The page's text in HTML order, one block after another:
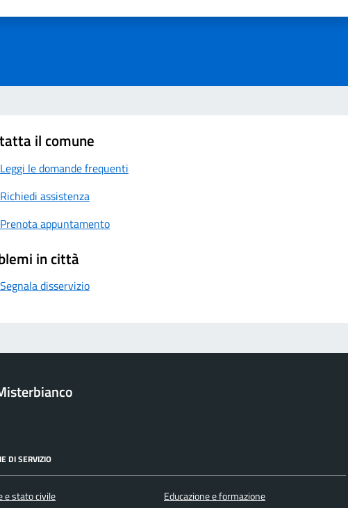
il comune
Leggi le domande frequenti
Richiedi assistenza
Prenota appuntamento
in città
Segnala disservizio
DI SERVIZIO
e stato civile
Educazione e formazione